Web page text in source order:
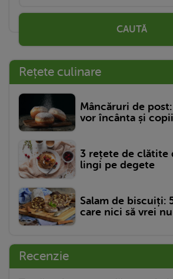
CAUTĂ
Rețete culinare
Mâncăruri de
vor încânta și
3 rețete de clătite
lingi pe degete
Salam de biscuiți:
care nici să vrei
Recenzie